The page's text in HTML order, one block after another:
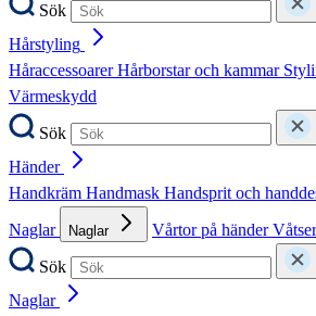
Sök
Hårstyling
HåraccessoarerHårborstar och kammar
Värmeskydd
Sök
Händer
Handkräm Handmask Handsprit och
Naglar
Naglar Vårtor på händer
Sök
Naglar